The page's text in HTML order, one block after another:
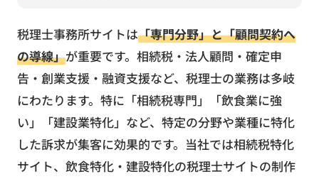
税理士事務所サイトは「専門分野」と「顧問契約へ
の導線」が重要です。相続税・法人顧問・確定申
告・創業支援・融資支援など、税理士の業務は多岐
にわたります。特に「相続税専門」「飲食業に強
い」「建設業特化」など、特定の分野や業種に特化
した訴求が集客に効果的です。当社では相続税特化
サイト、飲食特化・建設特化の税理士サイトの制作